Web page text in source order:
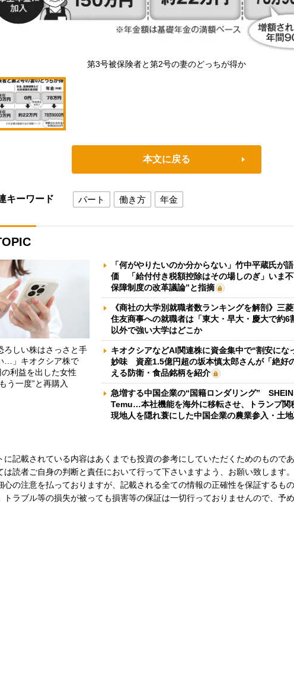
第3号被保険者と第2号の妻のどっちが得か
本文に戻る
キーワード パート 働き方 年金
ろしい株はさっさと手
…」キオクシア株で
利益を出した女性
う一度”と再購入
「何がやりたいのか分からない」竹中平蔵氏が
価 「給付付き税額控除はその場しのぎ」いま
保障制度の改革議論”と指摘
《商社の大学別就職者数ランキングを解剖》三
住友商事への就職者は「東大・早大・慶大で約
以外で強い大学はどこか
キオクシアなどAI関連株に資金集中で“割安にな
妙味 資産1.5億円超の坂本慎太郎さんが「絶好
える防衛・食品銘柄を紹介
急増する中国企業の“国籍ロンダリング” SHEIN
Temu…本社機能を海外に移転させ、トランプ
現地人を隠れ蓑にした中国企業の農業参入・土
に記載されている内容はあくまでも投資の参考にしていただくためのもので
は読者ご自身の判断と責任において行って下さいますよう、お願い致します
心の注意を払っておりますが、記載される全ての情報の正確性を保証するもの
トラブル等の損失が被っても損害等の保証は一切行っておりませんので、予め